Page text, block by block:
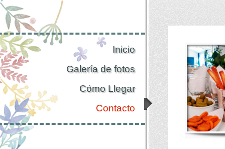
Inicio
Galería de fotos
Cómo Llegar
Contacto